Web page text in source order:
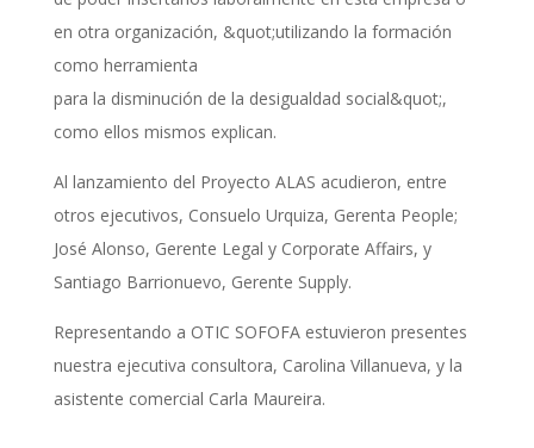
en otra organización, &quot;utilizando la formación
como herramienta
para la disminución de la desigualdad social&quot;,
como ellos mismos explican.
Al lanzamiento del Proyecto ALAS acudieron, entre
otros ejecutivos, Consuelo Urquiza, Gerenta People;
José Alonso, Gerente Legal y Corporate Affairs, y
Santiago Barrionuevo, Gerente Supply.
Representando a OTIC SOFOFA estuvieron presentes
nuestra ejecutiva consultora, Carolina Villanueva, y la
asistente comercial Carla Maureira.